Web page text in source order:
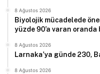
8 Ağustos 2026
Biyolojik mücadelede
yüzde 90’a varan oranda
8 Ağustos 2026
Larnaka’ya günde 230,
8 Ağustos 2026